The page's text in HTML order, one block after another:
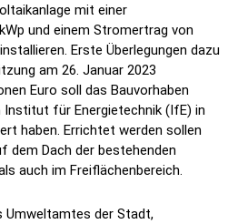
mit einer
und einem Stromertrag von
Erste Überlegungen dazu
am 26. Januar 2023
Euro soll das Bauvorhaben
für Energietechnik (IfE) in
haben. Errichtet werden sollen
dem Dach der bestehenden
auch im Freiflächenbereich.
Umweltamtes der Stadt,